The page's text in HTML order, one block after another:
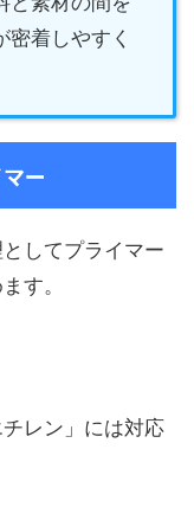
着しやすく
ー
してプライマー
す。
レン」には対応